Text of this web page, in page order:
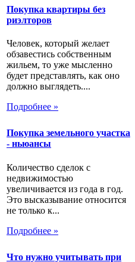
Покупка квартиры без
риэлторов
Человек, который желает
обзавестись собственным
жильем, то уже мысленно
будет представлять, как оно
должно выглядеть....
Подробнее »
Покупка земельного участка
- ньюансы
Количество сделок с
недвижимостью
увеличивается из года в год.
Это высказывание относится
не только к...
Подробнее »
Что нужно учитывать при